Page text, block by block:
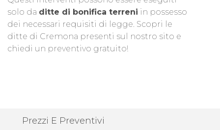
solo da ditte di bonifica terreni in possesso
dei necessari requisiti di legge. Scopri le
ditte di Cremona presenti sul nostro sito e
chiedi un preventivo gratuito!
Prezzi E Preventivi